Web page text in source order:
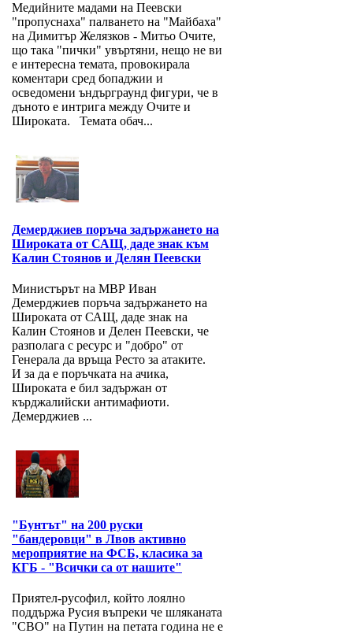
Медийните мадами на Пеевски
"пропуснаха" палването на "Майбаха"
на Димитър Желязков - Митьо Очите,
що така "пички" увъртяни, нещо не ви
е интересна темата, провокирала
коментари сред бопаджии и
осведомени ъндърграунд фигури, че в
дъното е интрига между Очите и
Широката. Темата обач...
Демерджиев поръча задържането на
Широката от САЩ, даде знак към
Калин Стоянов и Делян Пеевски
Министърът на МВР Иван
Демерджиев поръча задържането на
Широката от САЩ, даде знак на
Калин Стоянов и Делен Пеевски, че
разполага с ресурс и "добро" от
Генерала да връща Ресто за атаките.
И за да е поръчката на ачика,
Широката е бил задържан от
кърджалийски антимафиоти.
Демерджиев ...
"Бунтът" на 200 руски
"бандеровци" в Лвов активно
мероприятие на ФСБ, класика за
КГБ - "Всички са от нашите"
Приятел-русофил, който лоялно
поддържа Русия въпреки че шляканата
"СВО" на Путин на петата година не е